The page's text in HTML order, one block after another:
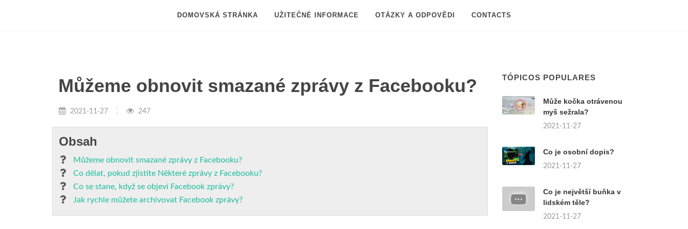
DOMOVSKÁ STRÁNKA UŽITEČNÉ INFORMACE OTÁZKY A ODPOVĚDI CONTACTS
Můžeme obnovit smazané zprávy z Facebooku?
2021-11-27 247
Obsah
Můžeme obnovit smazané zprávy z Facebooku?
Co dělat, pokud zjistíte Některé zprávy z Facebooku?
Co se stane, když se objeví Facebook zprávy?
Jak rychle můžete archivovat Facebook zprávy?
TÓPICOS POPULARES
Může kočka otrávenou
myš sežrala?
2021-11-27
Co je osobní dopis?
2021-11-27
Co je největší buňka v
lidském těle?
2021-11-27